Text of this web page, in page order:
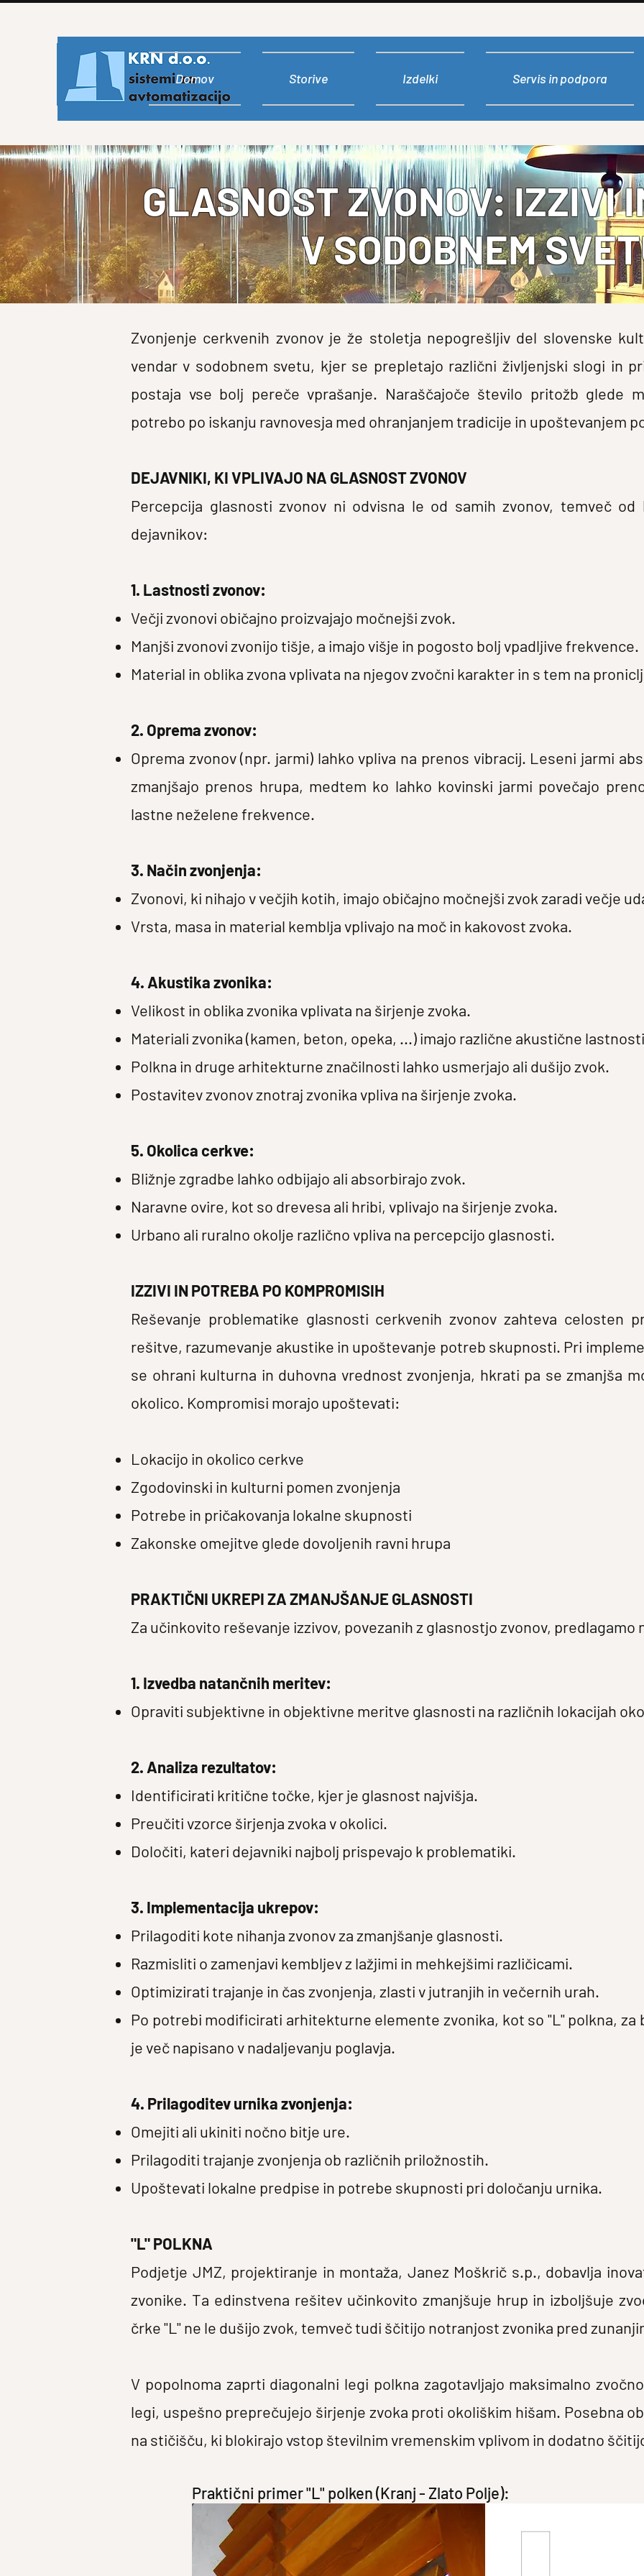
Domov Storive Izdelki Servis in podpora
GLASNOST ZVONOV: IZZIVI
V SODOBNEM
Zvonjenje cerkvenih zvonov je že stoletja nepogrešljiv del slovenske
vendar v sodobnem svetu, kjer se prepletajo različni življenjski slogi in
postaja vse bolj pereče vprašanje. Naraščajoče število pritožb glede
potrebo po iskanju ravnovesja med ohranjanjem tradicije in upoštevanjem
DEJAVNIKI, KI VPLIVAJO NA GLASNOST ZVONOV
Percepcija glasnosti zvonov ni odvisna le od samih zvonov, temveč
dejavnikov:
1. Lastnosti zvonov:
Večji zvonovi običajno proizvajajo močnejši zvok.
Manjši zvonovi zvonijo tišje, a imajo višje in pogosto bolj vpadljive frekvence.
Material in oblika zvona vplivata na njegov zvočni karakter in s tem na
2. Oprema zvonov:
Oprema zvonov (npr. jarmi) lahko vpliva na prenos vibracij. Leseni jarmi
zmanjšajo prenos hrupa, medtem ko lahko kovinski jarmi povečajo
lastne neželene frekvence.
3. Način zvonjenja:
Zvonovi, ki nihajo v večjih kotih, imajo običajno močnejši zvok zaradi večje
Vrsta, masa in material kemblja vplivajo na moč in kakovost zvoka.
4. Akustika zvonika:
Velikost in oblika zvonika vplivata na širjenje zvoka.
Materiali zvonika (kamen, beton, opeka, ...) imajo različne akustične
Polkna in druge arhitekturne značilnosti lahko usmerjajo ali dušijo zvok.
Postavitev zvonov znotraj zvonika vpliva na širjenje zvoka.
5. Okolica cerkve:
Bližnje zgradbe lahko odbijajo ali absorbirajo zvok.
Naravne ovire, kot so drevesa ali hribi, vplivajo na širjenje zvoka.
Urbano ali ruralno okolje različno vpliva na percepcijo glasnosti.
IZZIVI IN POTREBA PO KOMPROMISIH
Reševanje problematike glasnosti cerkvenih zvonov zahteva celosten
rešitve, razumevanje akustike in upoštevanje potreb skupnosti. Pri
se ohrani kulturna in duhovna vrednost zvonjenja, hkrati pa se zmanjša
okolico. Kompromisi morajo upoštevati:
Lokacijo in okolico cerkve
Zgodovinski in kulturni pomen zvonjenja
Potrebe in pričakovanja lokalne skupnosti
Zakonske omejitve glede dovoljenih ravni hrupa
PRAKTIČNI UKREPI ZA ZMANJŠANJE GLASNOSTI
Za učinkovito reševanje izzivov, povezanih z glasnostjo zvonov,
1. Izvedba natančnih meritev:
Opraviti subjektivne in objektivne meritve glasnosti na različnih lokacijah
2. Analiza rezultatov:
Identificirati kritične točke, kjer je glasnost najvišja.
Preučiti vzorce širjenja zvoka v okolici.
Določiti, kateri dejavniki najbolj prispevajo k problematiki.
3. Implementacija ukrepov:
Prilagoditi kote nihanja zvonov za zmanjšanje glasnosti.
Razmisliti o zamenjavi kembljev z lažjimi in mehkejšimi različicami.
Optimizirati trajanje in čas zvonjenja, zlasti v jutranjih in večernih urah.
Po potrebi modificirati arhitekturne elemente zvonika, kot so "L" polkna, za
je več napisano v nadaljevanju poglavja.
4. Prilagoditev urnika zvonjenja:
Omejiti ali ukiniti nočno bitje ure.
Prilagoditi trajanje zvonjenja ob različnih priložnostih.
Upoštevati lokalne predpise in potrebe skupnosti pri določanju urnika.
"L" POLKNA
Podjetje JMZ, projektiranje in montaža, Janez Moškrič s.p., dobavlja
zvonike. Ta edinstvena rešitev učinkovito zmanjšuje hrup in izboljšuje
črke "L" ne le dušijo zvok, temveč tudi ščitijo notranjost zvonika pred
V popolnoma zaprti diagonalni legi polkna zagotavljajo maksimalno
legi, uspešno preprečujejo širjenje zvoka proti okoliškim hišam. Posebna
na stičišču, ki blokirajo vstop številnim vremenskim vplivom in dodatno
Praktični primer "L" polken (Kranj - Zlato Polje):